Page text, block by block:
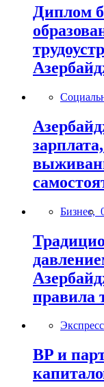
Диплом
Бизнес,
правила
BP и